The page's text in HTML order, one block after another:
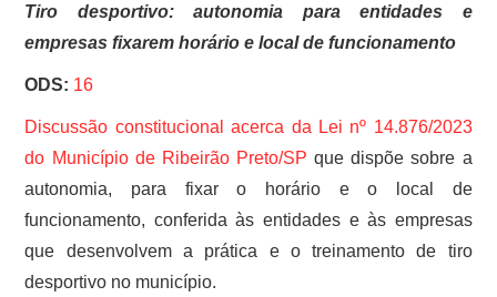
Tiro desportivo: autonomia para entidades e
empresas fixarem horário e local de funcionamento
ODS: 16
Discussão constitucional acerca da Lei nº 14.876/2023
do Município de Ribeirão Preto/SP que dispõe sobre a
autonomia, para fixar o horário e o local de
funcionamento, conferida às entidades e às empresas
que desenvolvem a prática e o treinamento de tiro
desportivo no município.